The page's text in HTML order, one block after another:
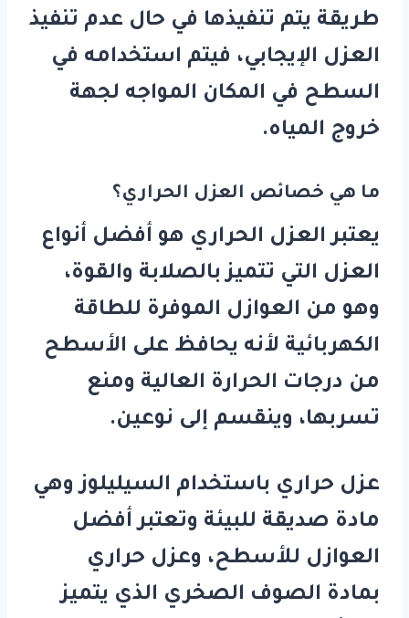
طريقة يتم تنفيذها في حال عدم تنفيذ
العزل الإيجابي، فيتم استخدامه في
السطح في المكان المواجه لجهة
خروج المياه.
ما هي خصائص العزل الحراري؟
يعتبر العزل الحراري هو أفضل أنواع
العزل التي تتميز بالصلابة والقوة،
وهو من العوازل الموفرة للطاقة
الكهربائية لأنه يحافظ على الأسطح
من درجات الحرارة العالية ومنع
تسربها، وينقسم إلى نوعين.
عزل حراري باستخدام السيليلوز وهي
مادة صديقة للبيئة وتعتبر أفضل
العوازل للأسطح، وعزل حراري
بمادة الصوف الصخري الذي يتميز